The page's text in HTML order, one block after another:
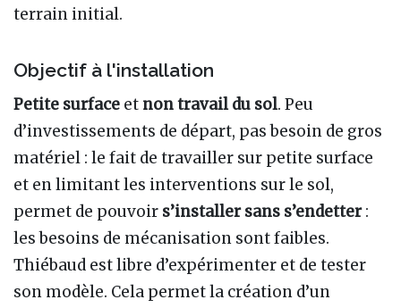
terrain initial.
Objectif à l'installation
Petite surface et non travail du sol. Peu
d’investissements de départ, pas besoin de gros
matériel : le fait de travailler sur petite surface
et en limitant les interventions sur le sol,
permet de pouvoir s’installer sans s’endetter:
les besoins de mécanisation sont faibles.
Thiébaud est libre d’expérimenter et de tester
son modèle. Cela permet la création d’un